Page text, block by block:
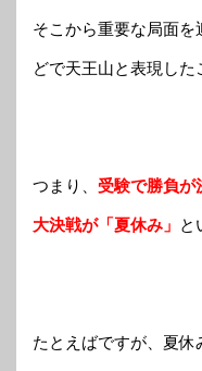
そこから重要な局面
どで天王山と表現した
つまり、 受験で勝負が
大決戦が「夏休み」 と
たとえばですが、夏